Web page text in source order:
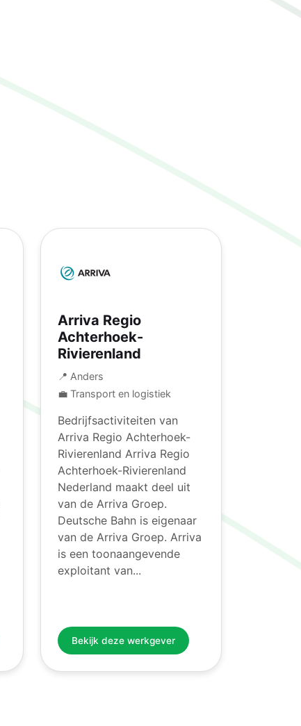
Arriva Regio
Achterhoek-
Rivierenland
📍 Anders
💼 Transport en logistiek
Bedrijfsactiviteiten van
Arriva Regio Achterhoek-
Rivierenland Arriva Regio
Achterhoek-Rivierenland
Nederland maakt deel uit
van de Arriva Groep.
Deutsche Bahn is eigenaar
van de Arriva Groep. Arriva
is een toonaangevende
exploitant van...
Bekijk deze werkgever